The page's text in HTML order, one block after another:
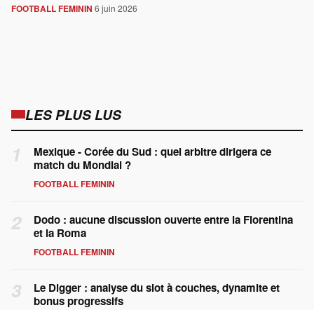
FOOTBALL FEMININ 6 juin 2026
LES PLUS LUS
1
Mexique - Corée du Sud : quel arbitre dirigera ce
match du Mondial ?
FOOTBALL FEMININ
2
Dodo : aucune discussion ouverte entre la Fiorentina
et la Roma
FOOTBALL FEMININ
3
Le Digger : analyse du slot à couches, dynamite et
bonus progressifs